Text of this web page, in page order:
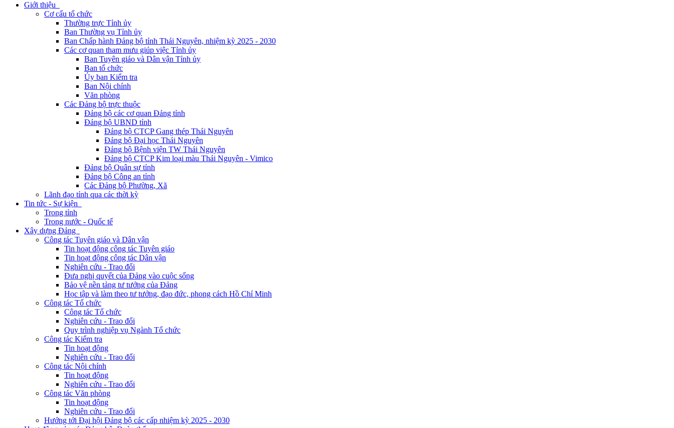
Giới thiệu
Cơ cấu tổ chức
Thường trực Tỉnh ủy
Ban Thường vụ Tỉnh ủy
Ban Chấp hành Đảng bộ tỉnh Thái Nguyên, nhiệm kỳ 2025 - 2030
Các cơ quan tham mưu giúp việc Tỉnh ủy
Ban Tuyên giáo và Dân vận Tỉnh ủy
Ban tổ chức
Ủy ban Kiểm tra
Ban Nội chính
Văn phòng
Các Đảng bộ trực thuộc
Đảng bộ các cơ quan Đảng tỉnh
Đảng bộ UBND tỉnh
Đảng bộ CTCP Gang thép Thái Nguyên
Đảng bộ Đại học Thái Nguyên
Đảng bộ Bệnh viện TW Thái Nguyên
Đảng bộ CTCP Kim loại màu Thái Nguyên - Vimico
Đảng bộ Quân sự tỉnh
Đảng bộ Công an tỉnh
Các Đảng bộ Phường, Xã
Lãnh đạo tỉnh qua các thời kỳ
Tin tức - Sự kiện
Trong tỉnh
Trong nước - Quốc tế
Xây dựng Đảng
Công tác Tuyên giáo và Dân vận
Tin hoạt động công tác Tuyên giáo
Tin hoạt động công tác Dân vận
Nghiên cứu - Trao đổi
Đưa nghị quyết của Đảng vào cuộc sống
Bảo vệ nền tảng tư tưởng của Đảng
Học tập và làm theo tư tưởng, đạo đức, phong cách Hồ Chí Minh
Công tác Tổ chức
Công tác Tổ chức
Nghiên cứu - Trao đổi
Quy trình nghiệp vụ Ngành Tổ chức
Công tác Kiểm tra
Tin hoạt động
Nghiên cứu - Trao đổi
Công tác Nội chính
Tin hoạt động
Nghiên cứu - Trao đổi
Công tác Văn phòng
Tin hoạt động
Nghiên cứu - Trao đổi
Hướng tới Đại hội Đảng bộ các cấp nhiệm kỳ 2025 - 2030